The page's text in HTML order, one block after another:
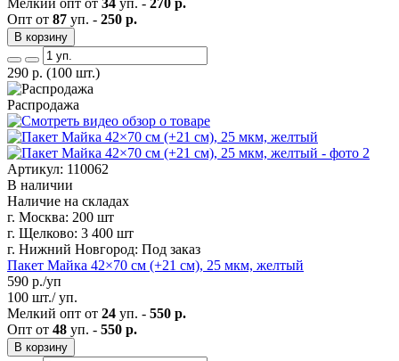
Опт от 87 уп. - 250 р.
В корзину
290 р. (100 шт.)
Распродажа
Артикул: 110062
В наличии
Наличие на складах
г. Москва: 200 шт
г. Щелково: 3 400 шт
г. Нижний Новгород: Под заказ
Пакет Майка 42×70 см (+21 см), 25 мкм, желтый
590 р./уп
100 шт./ уп.
Мелкий опт от 24 уп. - 550 р.
Опт от 48 уп. - 550 р.
В корзину